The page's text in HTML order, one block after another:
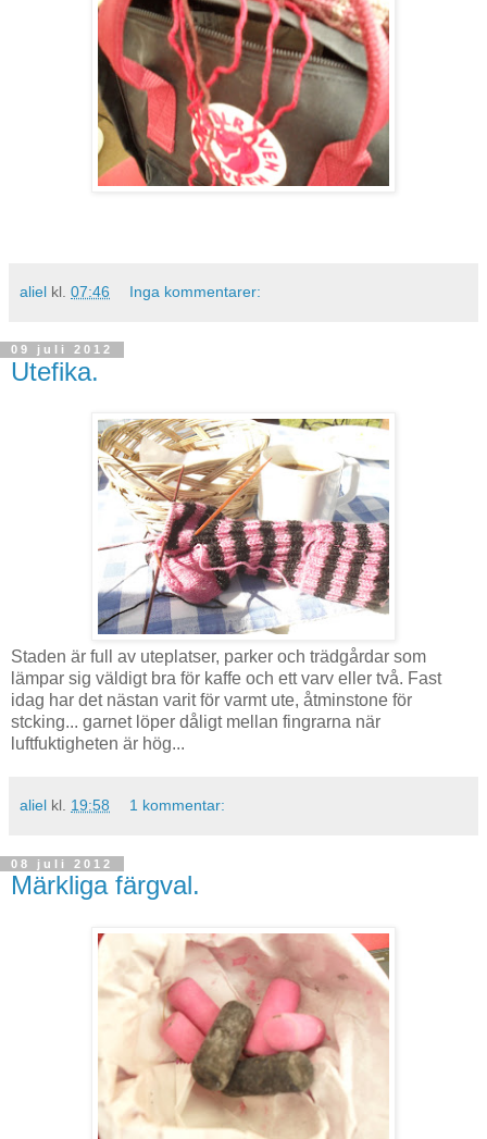
aliel kl. 07:46 Inga kommentarer:
09 juli 2012
Utefika.
Staden är full av uteplatser, parker och trädgårdar som
lämpar sig väldigt bra för kaffe och ett varv eller två. Fast
idag har det nästan varit för varmt ute, åtminstone för
stcking... garnet löper dåligt mellan fingrarna när
luftfuktigheten är hög...
aliel kl. 19:58 1 kommentar:
08 juli 2012
Märkliga färgval.